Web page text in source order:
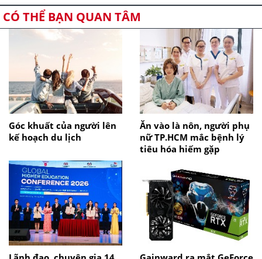
CÓ THỂ BẠN QUAN TÂM
Góc khuất của người lên
kế hoạch du lịch
Ăn vào là nôn, người phụ
nữ TP.HCM mắc bệnh lý
tiêu hóa hiếm gặp